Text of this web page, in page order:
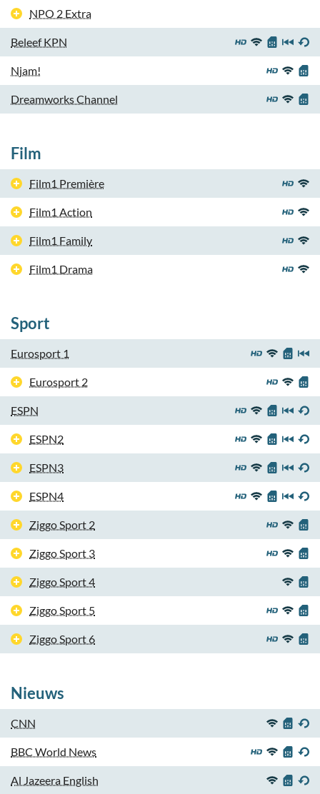
NPO 2 Extra
Beleef KPN
Njam!
Dreamworks Channel
Film
Film1 Première
Film1 Action
Film1 Family
Film1 Drama
Sport
Eurosport 1
Eurosport 2
ESPN
ESPN2
ESPN3
ESPN4
Ziggo Sport 2
Ziggo Sport 3
Ziggo Sport 4
Ziggo Sport 5
Ziggo Sport 6
Nieuws
CNN
BBC World News
Al Jazeera English